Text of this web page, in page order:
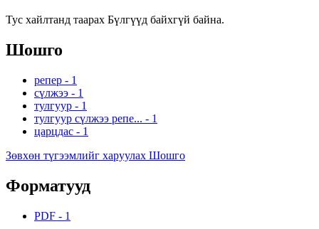
Тус хайлтанд таарах Бүлгүүд байхгүй байна.
Шошго
репер - 1
сүлжээ - 1
тулгуур - 1
тулгуур сүлжээ репе... - 1
царцдас - 1
Зөвхөн түгээмлийг харуулах Шошго
Форматууд
PDF - 1